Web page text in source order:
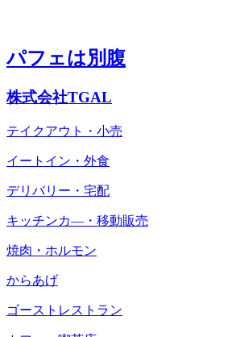
パフェは別腹
株式会社TGAL
テイクアウト・小売
イートイン・外食
デリバリー・宅配
キッチンカ―・移動販売
焼肉・ホルモン
からあげ
ゴーストレストラン